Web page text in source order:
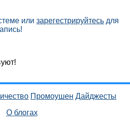
илизарегестрируйтесь для
Промоушен Дайджесты
О блогах